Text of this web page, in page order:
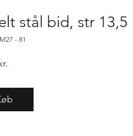
stål bid, str 13,5
- 81